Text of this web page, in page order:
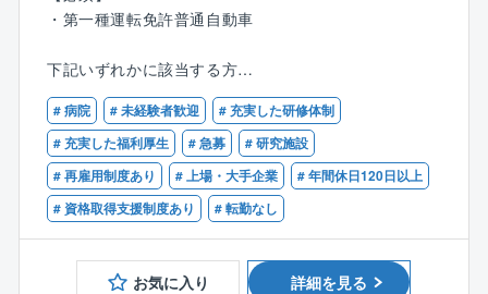
備事業（ミャンマー連邦共和国）」
【実績（抜粋）】
■上水関連工事：大田区池上六丁目地先配水本管（800
mm）布設替工事（東京都）、神鋼加古川直径2600不
断水遮蔽板取付・取外工事（兵庫県）、宇治系送水管
路更新・耐震化工事（京都府）
■下水関連工事：隠渡汚水幹線築造工事（広島県）、油
屋幹線下水道築造工事（愛知県）
頂きます。
幅広い医療機器・システムに携わり最先端の医療技術
【業務詳細】
社有車にて病院・個人クリニックに訪問し、下記業務
を行います。
・医療機器の保守点検、修理、新規据付
・ネットワーク関連作業
成、提案営業
・第一種運転免許普通自動車
下記いずれかに該当する方
・理系出身者（学部不問）
・製造業界での実務経験者（機械組立、機械オペレー
ター、溶接など）
・何らかのメンテナンス経験（機械メンテナンス、設
備メンテナンス、自動車整備士など）
・X線作業主任者の有資格者（実務経験不問）
・医療分野での実務経験者（臨床検査技師・臨床工学
技士・診療放射線技師など/年数不問）
# 病院 # 未経験者歓迎
# 充実した研修体制
# 充実した福利厚生
# 急募
# 研究施設
# 再雇用制度あり
# 上場・大手企業
# 年間休日120日以上
# 資格取得支援制度あり
# 転勤なし
お気に入り 詳細を見る